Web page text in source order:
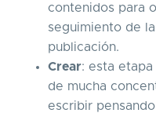
contenidos para
seguimiento de
publicación.
Crear: esta
de mucha
escribir